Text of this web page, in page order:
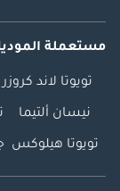
مستعملة
تويوتا لاند كروزر
نيسان ألتيما
تويوتا هيلوكس